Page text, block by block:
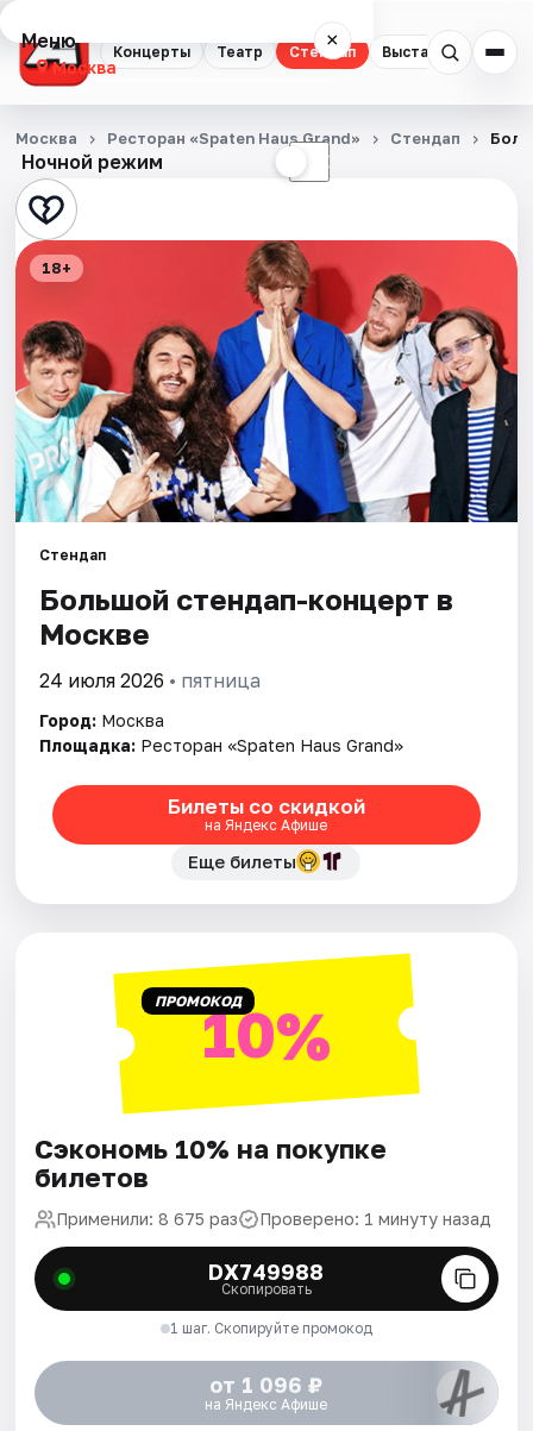
Концерты Театр Стендап Выставки
Меню ×
Москва
Концерты
Театр
Стендап
Квесты
Экскурсии
Спорт
События
Города
Площадки
Рейтинги
Ночной режим ☾
Москва Ресторан «Spaten Haus Grand» Стендап
18+
Стендап
Большой стендап-концерт в
Москве
24 июля 2026 • пятница
Город: Москва
Площадка: Ресторан «Spaten Haus Grand»
Билеты со скидкой
на Яндекс Афише
Еще билеты
ПРОМОКОД10%
Сэкономь 10% на покупке
билетов
Применили: 8 675 раз Проверено: 1 минуту назад
DX749988
Скопировать
1 шаг. Скопируйте промокод
от 1 096 ₽
на Яндекс Афише